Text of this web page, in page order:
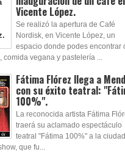
Vicente López.
Se realizó la apertura de Café
Nordisk, en Vicente López, un
espacio donde podes encontrar
vegana y pastelería ...
Fátima Flórez llega a
con su éxito teatral:
100%".
La reconocida artista Fátima
traerá su aclamado espectáculo
teatral "Fátima 100%" a la
que fu...